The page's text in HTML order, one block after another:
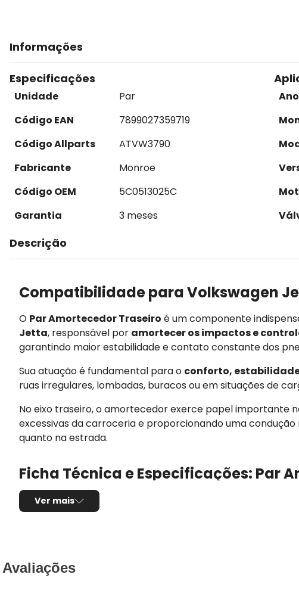
Informações
Especificações
Unidade
Par
Código EAN
7899027359719
Código Allparts
ATVW3790
Fabricante
Monroe
Código OEM
5C0513025C
Garantia
3 meses
Ano
Descrição
Compatibilidade para Volkswagen
O Par Amortecedor Traseiro é um componente
Jetta, responsável por amortecer os impactos e
garantindo maior estabilidade e contato constante dos
Sua atuação é fundamental para o conforto,
ruas irregulares, lombadas, buracos ou em situações de
No eixo traseiro, o amortecedor exerce papel importante
excessivas da carroceria e proporcionando uma
quanto na estrada.
Ficha Técnica e Especificações: Par
Montadora:
Modelo:Jetta
Posição de montagem:
Ver mais
Avaliações